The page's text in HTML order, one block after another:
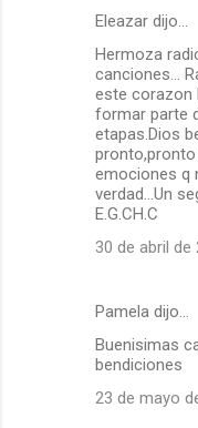
Eleazar dijo…
Hermoza
canciones...
este corazon
formar parte
etapas.Dios
pronto,pronto
emociones q
verdad...Un
E.G.CH.C
30 de abril de
Pamela dijo…
Buenisimas
bendiciones
23 de mayo